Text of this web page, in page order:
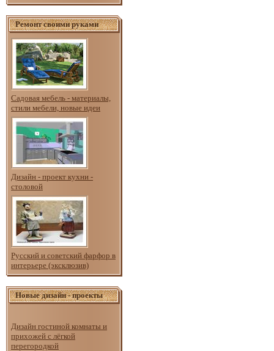
Ремонт своими руками
Садовая мебель - материалы,
стили мебели, новые идеи
Дизайн - проект кухни -
столовой
Русский и советский фарфор в
интерьере (эксклюзив)
Новые дизайн - проекты
Дизайн гостиной комнаты и
прихожей с лёгкой
перегородкой